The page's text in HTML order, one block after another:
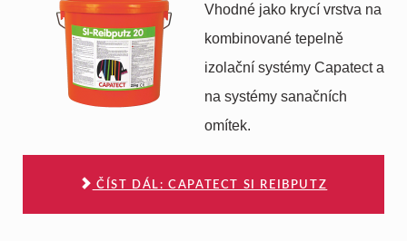
Vhodné jako krycí vrstva na
kombinované tepelně
izolační systémy Capatect a
na systémy sanačních
omítek.
ČÍST DÁL: CAPATECT SI REIBPUTZ